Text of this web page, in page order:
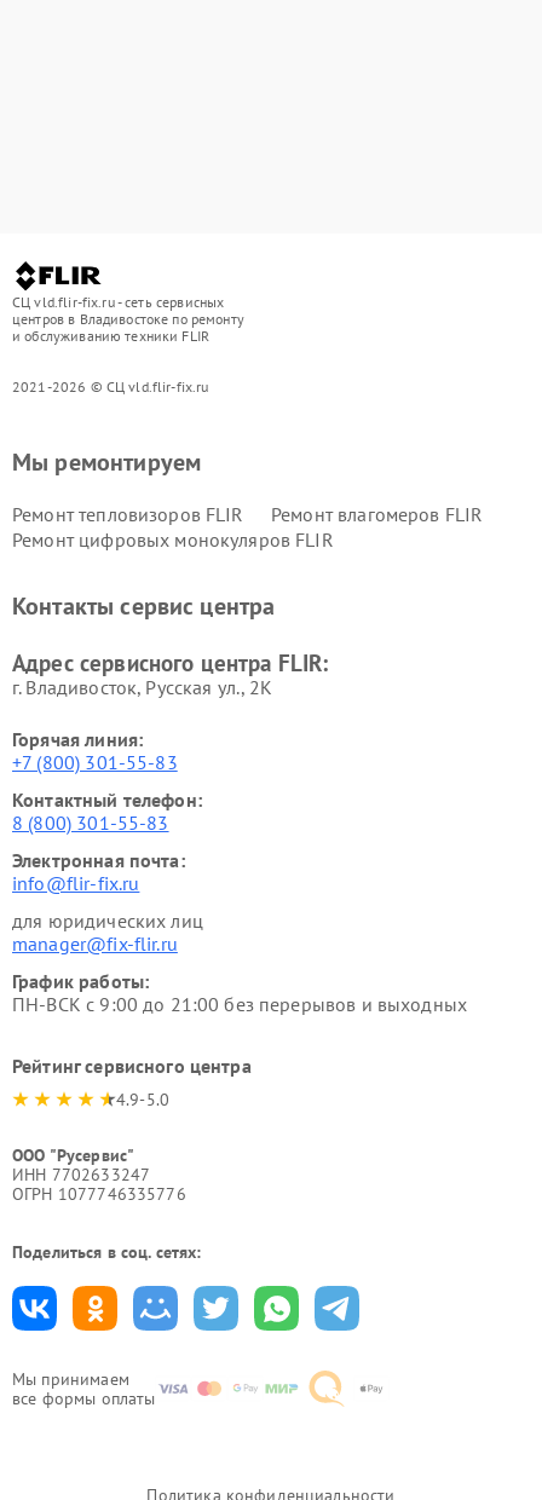
СЦ vld.flir-fix.ru - сеть сервисных
центров в Владивостоке по ремонту
и обслуживанию техники FLIR
2021-2026 © СЦ vld.flir-fix.ru
Мы принимаем
все формы оплаты
Мы ремонтируем
Ремонт тепловизоров FLIR
Ремонт влагомеров FLIR
Ремонт цифровых монокуляров FLIR
Контакты сервис центра
Адрес сервисного центра FLIR:
г. Владивосток, Русская ул., 2К
Горячая линия:
+7 (800) 301-55-83
Контактный телефон:
8 (800) 301-55-83
Электронная почта:
info@flir-fix.ru
для юридических лиц
manager@fix-flir.ru
График работы:
ПН-ВСК с 9:00 до 21:00 без перерывов и выходных
Рейтинг сервисного центра
4.9-5.0
ООО "Русервис"
ИНН 7702633247
ОГРН 1077746335776
Поделиться в соц. сетях:
Политика конфиденциальности